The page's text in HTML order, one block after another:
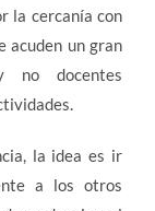
la cercanía con
acuden un gran
no docentes
la idea es ir
a los otros